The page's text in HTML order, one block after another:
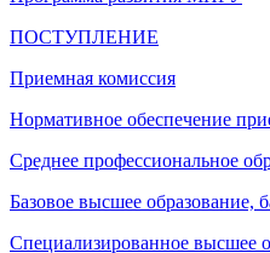
ПОСТУПЛЕНИЕ
Приемная комиссия
Нормативное обеспечение
Среднее профессиональное
Базовое высшее образование,
Специализированное высшее